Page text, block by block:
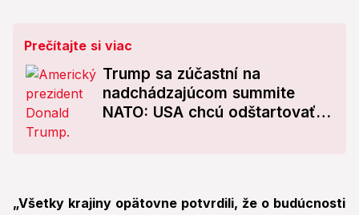
Prečítajte si viac
Trump sa zúčastní na
nadchádzajúcom summite
NATO: USA chcú odštartovať
„Všetky krajiny opätovne potvrdili, že o budúcnosti